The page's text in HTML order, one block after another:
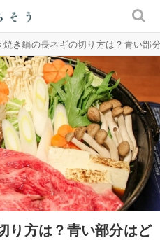
焼き鍋の長ネギの切り方は？青い部
り方は？青い部分はど